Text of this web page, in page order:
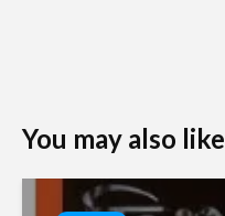
You may also like